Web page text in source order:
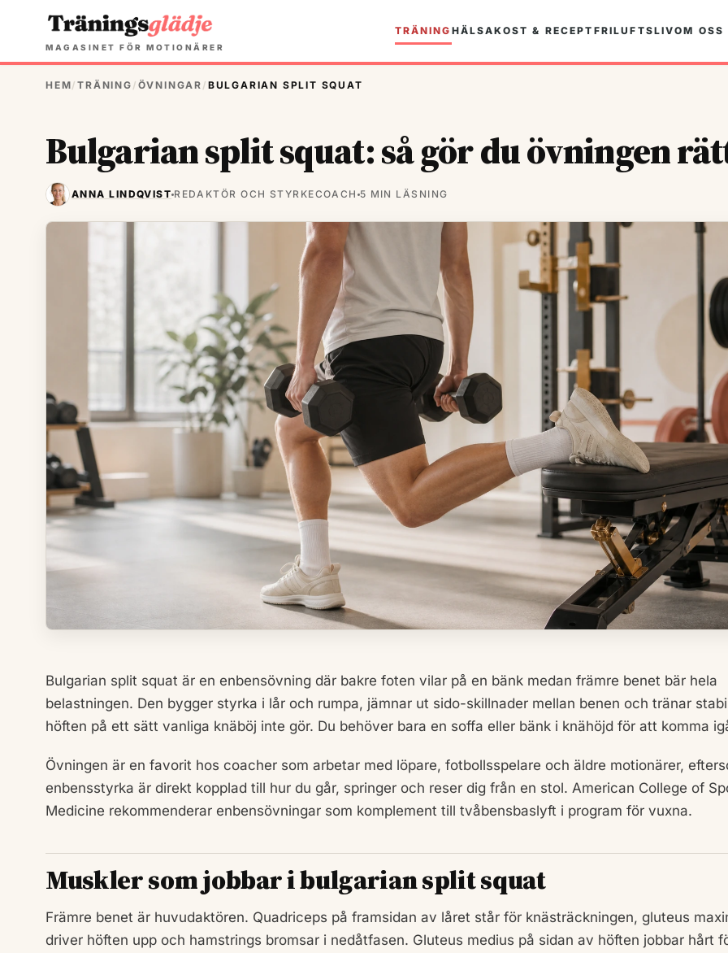
MAGASINET FÖR MOTIONÄRER
TRÄNING HÄLSAKOST & RECEPT FRILUFTSLIVOM OSS
HEM/TRÄNING / ÖVNINGAR / BULGARIAN SPLIT SQUAT
Bulgarian split squat: så gör du övningen
ANNA LINDQVIST REDAKTÖR OCH STYRKECOACH 5 MIN LÄSNING
Bulgarian split squat är en enbensövning där bakre foten vilar på en bänk medan främre benet bär hela
belastningen. Den bygger styrka i lår och rumpa, jämnar ut sido-skillnader mellan benen och tränar
höften på ett sätt vanliga knäböj inte gör. Du behöver bara en soffa eller bänk i knähöjd för att komma
Övningen är en favorit hos coacher som arbetar med löpare, fotbollsspelare och äldre motionärer,
enbensstyrka är direkt kopplad till hur du går, springer och reser dig från en stol. American College of
Medicine rekommenderar enbensövningar som komplement till tvåbensbaslyft i program för vuxna.
Muskler som jobbar i bulgarian split squat
Främre benet är huvudaktören. Quadriceps på framsidan av låret står för knästräckningen, gluteus
driver höften upp och hamstrings bromsar i nedåtfasen. Gluteus medius på sidan av höften jobbar hårt